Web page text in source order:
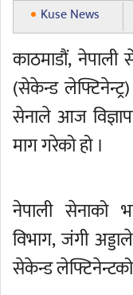
Kuse News
काठमाडौं, नेपाली
(सेकेन्ड
सेनाले आज
माग गरेको हो ।
नेपाली सेनाको
विभाग, जंगी
सेकेन्ड